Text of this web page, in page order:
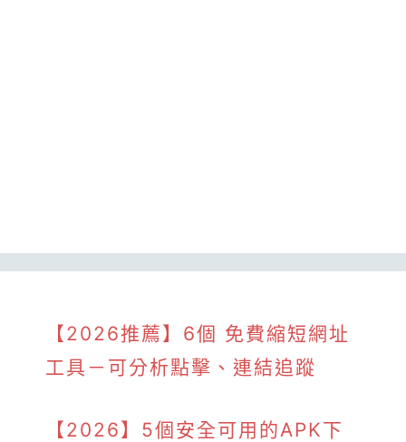
【2026推薦】6個 免費縮短網址
工具－可分析點擊、連結追蹤
【2026】5個安全可用的APK下